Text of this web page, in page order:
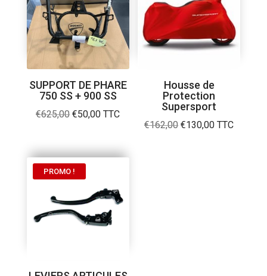
SUPPORT DE PHARE
750 SS + 900 SS
€625,00Le
était :
€625,00.
€50,00Le
est :
TTC
Housse de
Protection
Supersport
€162,00 Le
€130,00Le
TTC
PROMO !